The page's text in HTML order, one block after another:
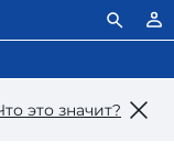
это значит?